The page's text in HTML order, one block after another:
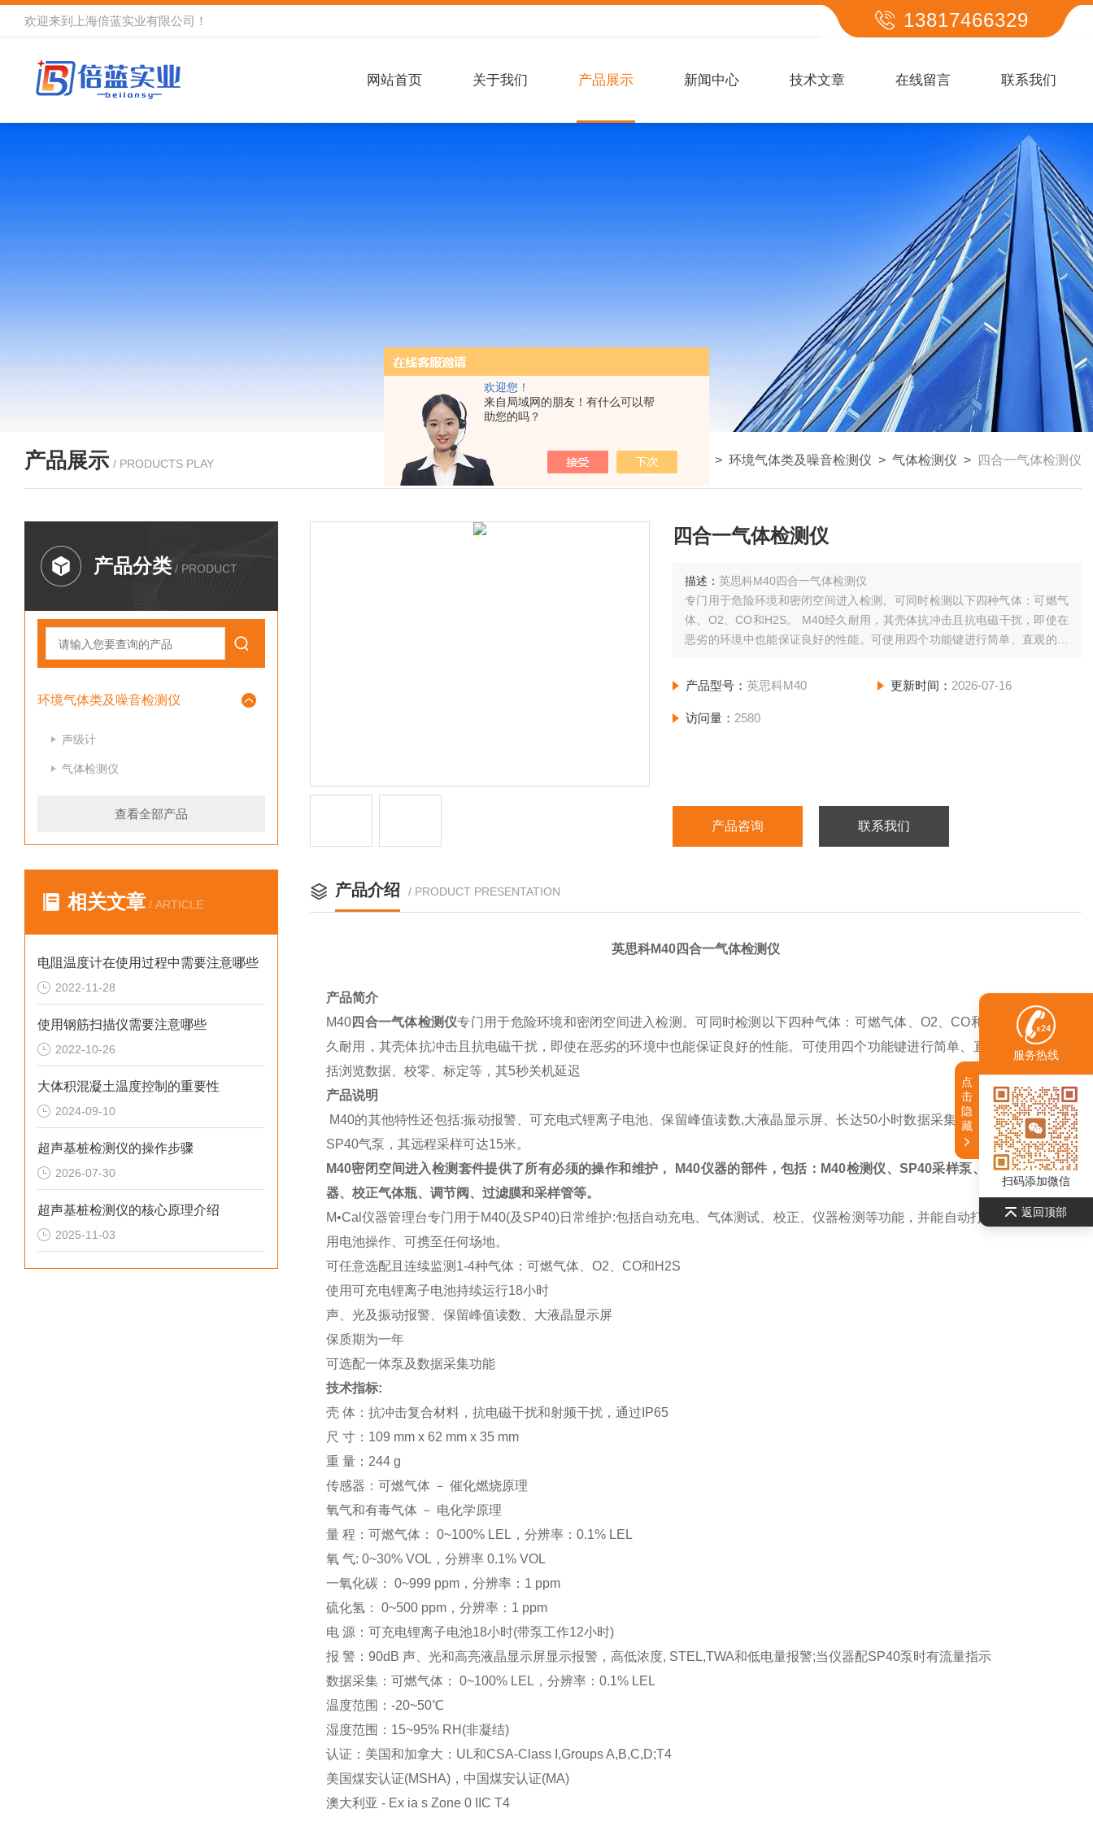
欢迎您！
来自局域网的朋友！有什么可以帮
助您的吗？
欢迎来到 上海倍蓝实业有限公司 ！ 13817466329
网站首页 关于我们 产品展示 新闻中心 技术文章 在线留言 联系我们
产品展示 / PRODUCTS PLAY 我的位置： 首页>产品展示 > 环境气体类及噪音检测仪 > 气体检测仪 > 四合一气体检测仪
产品分类 / PRODUCT
环境气体类及噪音检测仪
声级计
气体检测仪
查看全部产品
相关文章 / ARTICLE
电阻温度计在使用过程中需要注意哪些
2022-11-28
使用钢筋扫描仪需要注意哪些
2022-10-26
大体积混凝土温度控制的重要性
2024-09-10
超声基桩检测仪的操作步骤
2026-07-30
超声基桩检测仪的核心原理介绍
2025-11-03
四合一气体检测仪
描述：英思科M40四合一气体检测仪
专门用于危险环境和密闭空间进入检测。可同时检测以下四种气体：可燃气
体、O2、CO和H2S。 M40经久耐用，其壳体抗冲击且抗电磁干扰，即使在
恶劣的环境中也能保证良好的性能。可使用四个功能键进行简单、直观的操
产品型号：英思科M40 更新时间： 2026-07-16
访问量： 2580
产品咨询 联系我们
产品介绍 / PRODUCT PRESENTATION
英思科M40四合一气体检测仪
产品简介
M40四合一气体检测仪专门用于危险环境和密闭空间进入检测。可同时检测以下四种气体：可燃气体、O2、CO和H2S。 M40经
久耐用，其壳体抗冲击且抗电磁干扰，即使在恶劣的环境中也能保证良好的性能。可使用四个功能键进行简单、直观的操作，包
括浏览数据、校零、标定等，其5秒关机延迟
产品说明
M40的其他特性还包括:振动报警、可充电式锂离子电池、保留峰值读数,大液晶显示屏、长达50小时数据采集容量,可选配一体化
SP40气泵，其远程采样可达15米。
M40密闭空间进入检测套件提供了所有必须的操作和维护， M40仪器的部件，包括：M40检测仪、SP40采样泵、携带包、充电
器、校正气体瓶、调节阀、过滤膜和采样管等。
M•Cal仪器管理台专门用于M40(及SP40)日常维护:包括自动充电、气体测试、校正、仪器检测等功能，并能自动打印检测数据.使
用电池操作、可携至任何场地。
可任意选配且连续监测 1-4种气体：可燃气体、O2、CO和H2S
使用可充电锂离子电池持续运行18小时
声、光及振动报警、保留峰值读数、大液晶显示屏
保质期为一年
可选配一体泵及数据采集功能
技术指标:
壳 体：抗冲击复合材料，抗电磁干扰和射频干扰，通过IP65
尺 寸：109 mm x 62 mm x 35 mm
重 量：244 g
传感器：可燃气体 － 催化燃烧原理
氧气和有毒气体 － 电化学原理
量 程：可燃气体： 0~100% LEL，分辨率：0.1% LEL
氧 气: 0~30% VOL，分辨率 0.1% VOL
一氧化碳： 0~999 ppm，分辨率：1 ppm
硫化氢： 0~500 ppm，分辨率：1 ppm
电 源：可充电锂离子电池18小时(带泵工作12小时)
报 警：90dB 声、光和高亮液晶显示屏显示报警，高低浓度, STEL,TWA和低电量报警;当仪器配SP40泵时有流量指示
数据采集：可燃气体：
0~100% LEL，分辨率：0.1% LEL
温度范围： -20~50℃
湿度范围： 15~95% RH(非凝结)
认证：美国和加拿大： UL和CSA-Class I,Groups A,B,C,D;T4
美国煤安认证(MSHA)，中国煤安认证(MA)
澳大利亚 - Ex ia s Zone 0 IIC T4
服务热线
扫码添加微信
返回顶部
点
击
隐
藏